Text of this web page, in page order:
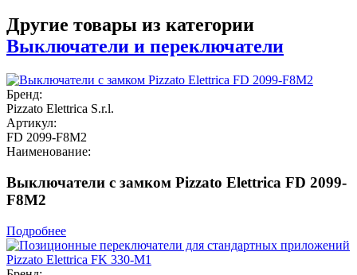
Другие товары из категории
Выключатели и переключатели
Бренд:
Pizzato Elettrica S.r.l.
Артикул:
FD 2099-F8M2
Наименование:
Выключатели с замком Pizzato Elettrica FD 2099-
F8M2
Подробнее